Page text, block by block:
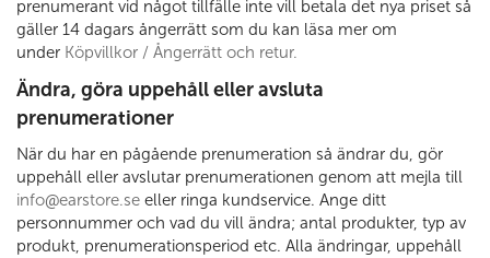
prenumerant vid något tillfälle inte vill betala det nya priset så
gäller 14 dagars ångerrätt som du kan läsa mer om
under Köpvillkor / Ångerrätt och retur.
Ändra, göra uppehåll eller avsluta
prenumerationer
När du har en pågående prenumeration så ändrar du, gör
uppehåll eller avslutar prenumerationen genom att mejla till
info@earstore.se eller ringa kundservice. Ange ditt
personnummer och vad du vill ändra; antal produkter, typ av
produkt, prenumerationsperiod etc. Alla ändringar, uppehåll